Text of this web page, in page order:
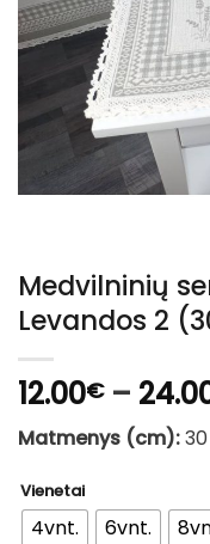
Medvilninių
Levandos 2
12.00€ –
Matmenys (cm):
Vienetai
4vnt. 6vnt.